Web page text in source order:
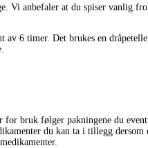
Vi anbefaler at du spiser vanlig
av 6 timer. Det brukes en
bruk følger pakningene du
du kan ta i tillegg